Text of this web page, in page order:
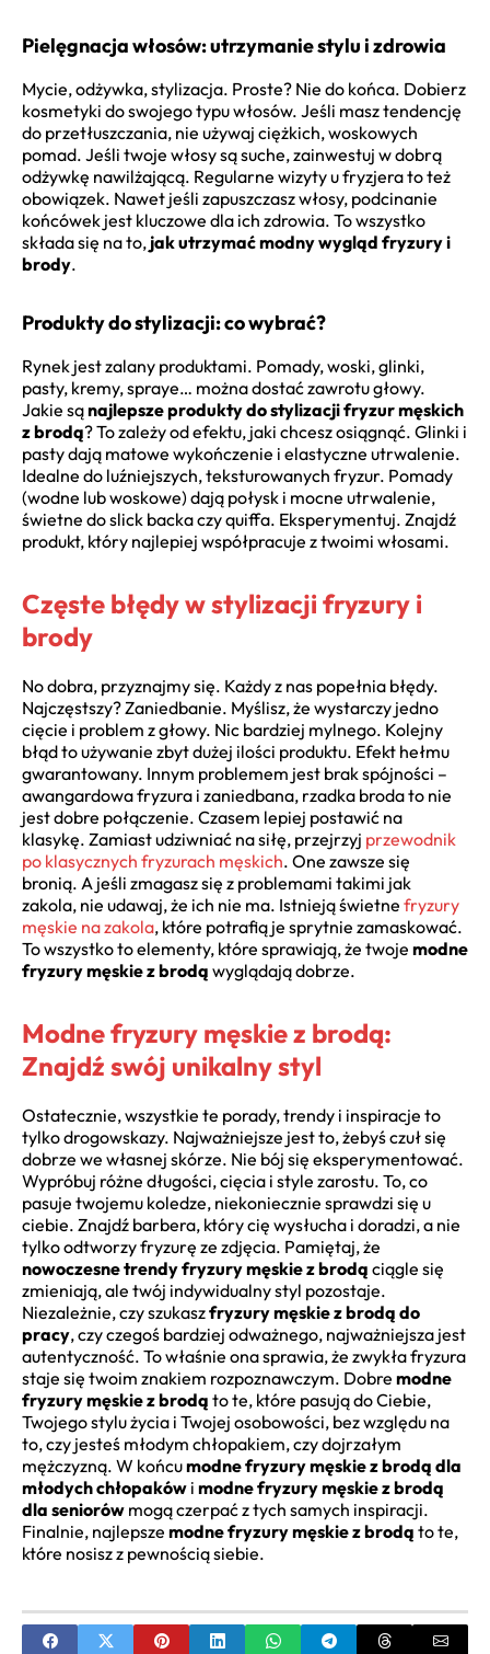
Pielęgnacja włosów: utrzymanie stylu i zdrowia
Mycie, odżywka, stylizacja. Proste? Nie do końca. Dobierz
kosmetyki do swojego typu włosów. Jeśli masz tendencję
do przetłuszczania, nie używaj ciężkich, woskowych
pomad. Jeśli twoje włosy są suche, zainwestuj w dobrą
odżywkę nawilżającą. Regularne wizyty u fryzjera to też
obowiązek. Nawet jeśli zapuszczasz włosy, podcinanie
końcówek jest kluczowe dla ich zdrowia. To wszystko
składa się na to, jak utrzymać modny wygląd fryzury i
brody.
Produkty do stylizacji: co wybrać?
Rynek jest zalany produktami. Pomady, woski, glinki,
pasty, kremy, spraye… można dostać zawrotu głowy.
Jakie sąnajlepsze produkty do stylizacji fryzur męskich
z brodą? To zależy od efektu, jaki chcesz osiągnąć. Glinki i
pasty dają matowe wykończenie i elastyczne utrwalenie.
Idealne do luźniejszych, teksturowanych fryzur. Pomady
(wodne lub woskowe) dają połysk i mocne utrwalenie,
świetne do slick backa czy quiffa. Eksperymentuj. Znajdź
produkt, który najlepiej współpracuje z twoimi włosami.
Częste błędy w stylizacji fryzury i
brody
No dobra, przyznajmy się. Każdy z nas popełnia błędy.
Najczęstszy? Zaniedbanie. Myślisz, że wystarczy jedno
cięcie i problem z głowy. Nic bardziej mylnego. Kolejny
błąd to używanie zbyt dużej ilości produktu. Efekt hełmu
gwarantowany. Innym problemem jest brak spójności –
awangardowa fryzura i zaniedbana, rzadka broda to nie
jest dobre połączenie. Czasem lepiej postawić na
klasykę. Zamiast udziwniać na siłę, przejrzyj przewodnik
po klasycznych fryzurach męskich. One zawsze się
bronią. A jeśli zmagasz się z problemami takimi jak
zakola, nie udawaj, że ich nie ma. Istnieją świetne fryzury
męskie na zakola, które potrafią je sprytnie zamaskować.
To wszystko to elementy, które sprawiają, że twoje modne
fryzury męskie z brodą wyglądają dobrze.
Modne fryzury męskie z brodą:
Znajdź swój unikalny styl
Ostatecznie, wszystkie te porady, trendy i inspiracje to
tylko drogowskazy. Najważniejsze jest to, żebyś czuł się
dobrze we własnej skórze. Nie bój się eksperymentować.
Wypróbuj różne długości, cięcia i style zarostu. To, co
pasuje twojemu koledze, niekoniecznie sprawdzi się u
ciebie. Znajdź barbera, który cię wysłucha i doradzi, a nie
tylko odtworzy fryzurę ze zdjęcia. Pamiętaj, że
nowoczesne trendy fryzury męskie z brodą ciągle się
zmieniają, ale twój indywidualny styl pozostaje.
Niezależnie, czy szukaszfryzury męskie z brodą do
pracy, czy czegoś bardziej odważnego, najważniejsza jest
autentyczność. To właśnie ona sprawia, że zwykła fryzura
staje się twoim znakiem rozpoznawczym. Dobre modne
fryzury męskie z brodą to te, które pasują do Ciebie,
Twojego stylu życia i Twojej osobowości, bez względu na
to, czy jesteś młodym chłopakiem, czy dojrzałym
mężczyzną. W końcumodne fryzury męskie z brodą dla
młodych chłopaków i modne fryzury męskie z brodą
dla seniorów mogą czerpać z tych samych inspiracji.
Finalnie, najlepsze modne fryzury męskie z brodą to te,
które nosisz z pewnością siebie.